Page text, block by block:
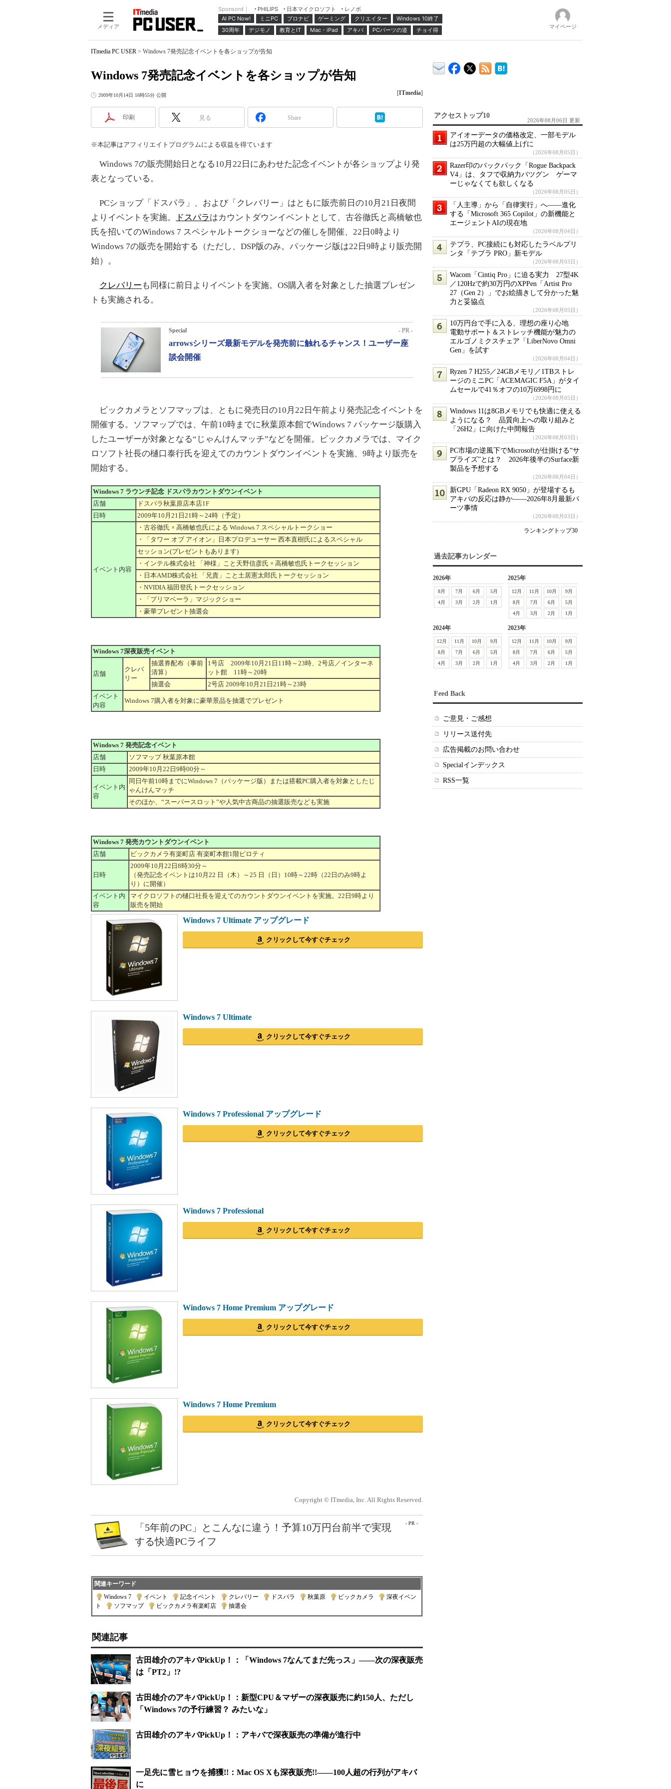
メディア
Sponsord｜ PHILIPS 日本マイクロソフト
レノボ
AI PC Now!
ミニPC プロナビ ゲーミング クリエイター
Windows 10終了
30周年
デジモノ 教育とIT Mac・iPad アキバ PCパーツの道 チョイ得 マイページ
ITmedia PC USER > Windows 7発売記念イベントを各ショップが告知
Windows 7発売記念イベントを各ショップが告知
2009年10月14日 16時55分 公開 [ITmedia]
印刷 見る Share
※本記事はアフィリエイトプログラムによる収益を得ています
Windows 7の販売開始日となる10月22日にあわせた記念イベントが各ショップより発
表となっている。
PCショップ「ドスパラ」、および「クレバリー」はともに販売前日の10月21日夜間
よりイベントを実施。
ドスパラ はカウントダウンイベントとして、古谷徹氏と高橋敏也
氏を招いてのWindows 7 スペシャルトークショーなどの催しを開催、22日0時より
Windows 7の販売を開始する（ただし、DSP版のみ。パッケージ版は22日9時より販売開
始）。
クレバリー も同様に前日よりイベントを実施。OS購入者を対象とした抽選プレゼン
トも実施される。
Special - PR -
arrowsシリーズ最新モデルを発売前に触れるチャンス！ユーザー座
談会開催
ビックカメラとソフマップは、ともに発売日の10月22日午前より発売記念イベントを
開催する。ソフマップでは、午前10時までに秋葉原本館でWindows 7 パッケージ版購入
したユーザーが対象となる“じゃんけんマッチ”などを開催。ビックカメラでは、マイク
ロソフト社長の樋口泰行氏を迎えてのカウントダウンイベントを実施、9時より販売を
開始する。
Windows 7 ラウンチ記念 ドスパラカウントダウンイベント
店舗
ドスパラ秋葉原店本店1F
日時
2009年10月21日21時～24時（予定）
イベント内容
・古谷徹氏 × 高橋敏也氏による Windows 7 スペシャルトークショー
・「タワー オブ アイオン」日本プロデューサー 西本直樹氏によるスペシャル
セッション(プレゼントもあります)
・インテル株式会社 「神様」こと天野信彦氏 × 高橋敏也氏トークセッション
・日本AMD株式会社 「兄貴」こと土居憲太郎氏トークセッション
・NVIDIA 福田登氏トークセッション
・「プリマベーラ」マジックショー
・豪華プレゼント抽選会
Windows 7深夜販売イベント
店舗
クレバ
リー
抽選券配布（事前
清算）
1号店 2009年10月21日11時～23時、2号店／インターネ
ット館 11時～20時
抽選会
2号店 2009年10月21日21時～23時
イベント
内容
Windows 7購入者を対象に豪華景品を抽選でプレゼント
Windows 7 発売記念イベント
店舗
ソフマップ 秋葉原本館
日時
2009年10月22日9時00分～
イベント内
容
同日午前10時までにWindows 7（パッケージ版）または搭載PC購入者を対象としたじ
ゃんけんマッチ
そのほか、“スーパースロット”や人気中古商品の抽選販売なども実施
Windows 7 発売カウントダウンイベント
店舗
ビックカメラ有楽町店 有楽町本館1階ピロティ
日時
2009年10月22日8時30分～
（発売記念イベントは10月22 日（木）～25 日（日）10時～22時（22日のみ9時よ
り）に開催）
イベント内
容
マイクロソフトの樋口社長を迎えてのカウントダウンイベントを実施。22日9時より
販売を開始
Windows 7 Ultimate アップグレード
クリックして今すぐチェック
Windows 7 Ultimate
クリックして今すぐチェック
Windows 7 Professional アップグレード
クリックして今すぐチェック
Windows 7 Professional
クリックして今すぐチェック
Windows 7 Home Premium アップグレード
クリックして今すぐチェック
Windows 7 Home Premium
クリックして今すぐチェック
Copyright © ITmedia, Inc. All Rights Reserved.
- PR -
「5年前のPC」とこんなに違う！予算10万円台前半で実現
する快適PCライフ
関連キーワード
Windows 7
イベント 記念イベント クレバリー ドスパラ 秋葉原 ビックカメラ
深夜イベン
ト
ソフマップ| ビックカメラ有楽町店 抽選会
関連記事
古田雄介のアキバPickUp！：「Windows 7なんてまだ先っス」――次の深夜販売
は「PT2」!?
古田雄介のアキバPickUp！：新型CPU＆マザーの深夜販売に約150人、ただし
「Windows 7の予行練習？ みたいな」
古田雄介のアキバPickUp！：アキバで深夜販売の準備が進行中
一足先に雪ヒョウを捕獲!!：Mac OS Xも深夜販売!!――100人超の行列がアキバ
に
アクセストップ10
2026年08月06日 更新
アイオーデータの価格改定、一部モデル
は25万円超の大幅値上げに
（2026年08月05日）
Razer印のバックパック「Rogue Backpack
V4」は、タフで収納力バツグン ゲーマ
ーじゃなくても欲しくなる
（2026年08月05日）
「人主導」から「自律実行」へ――進化
する「Microsoft 365 Copilot」の新機能と
エージェントAIの現在地
（2026年08月04日）
テプラ、PC接続にも対応したラベルプリ
ンタ「テプラ PRO」新モデル
（2026年08月03日）
Wacom「Cintiq Pro」に迫る実力 27型4K
／120Hzで約30万円のXPPen「Artist Pro
27（Gen 2）」でお絵描きして分かった魅
力と妥協点
（2026年08月05日）
10万円台で手に入る、理想の座り心地
電動サポート＆ストレッチ機能が魅力の
エルゴノミクスチェア「LiberNovo Omni
Gen」を試す
（2026年08月04日）
Ryzen 7 H255／24GBメモリ／1TBストレ
ージのミニPC「ACEMAGIC F5A」がタイ
ムセールで41％オフの10万6998円に
（2026年08月05日）
Windows 11は8GBメモリでも快適に使える
ようになる？ 品質向上への取り組みと
「26H2」に向けた中間報告
（2026年08月03日）
PC市場の逆風下でMicrosoftが仕掛ける“サ
プライズ”とは？ 2026年後半のSurface新
製品を予想する
（2026年08月04日）
新GPU「Radeon RX 9050」が登場するも
アキバの反応は静か――2026年8月最新パ
ーツ事情
（2026年08月03日）
ランキングトップ30
過去記事カレンダー
2026年
8月 7月 6月
5月
4月
3月 2月 1月
2025年
12月 11月 10月
9月
8月
7月 6月
5月
4月
3月 2月 1月
2024年
12月 11月 10月
9月
8月
7月 6月
5月
4月
3月 2月 1月
2023年
12月 11月 10月
9月
8月
7月 6月
5月
4月
3月 2月 1月
Feed Back
ご意見・ご感想
リリース送付先
広告掲載のお問い合わせ
Specialインデックス
RSS一覧